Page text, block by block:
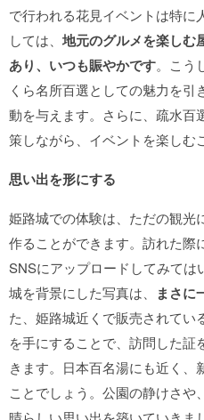
で行われる花見イベントは特に
しては、 地元のグルメを楽しむ
あり、いつも賑やかです。こう
くら名所百選としての魅力を
動を与えます。さらに、疏水百
策しながら、イベントを楽しむ
思い出を形にする
姫路城での体験は、ただの観光
作ることができます。訪れた際
SNSにアップロードしてみては
城を背景にした写真は、
まさに
た、姫路城近くで販売されてい
を手にすることで、訪問した
きます。日本百名湯にも近く、
ことでしょう。公園の静けさ